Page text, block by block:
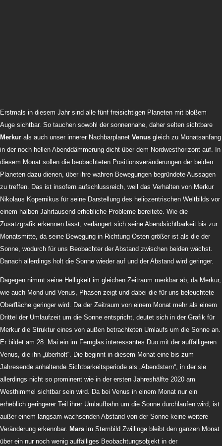
Erstmals in diesem Jahr sind alle fünf freisichtigen Planeten mit bloßem
Auge sichtbar. So tauchen sowohl der sonnennahe, daher selten sichtbare
Merkur als auch unser innerer Nachbarplanet Venus gleich zu Monatsanfang
in der noch hellen Abenddämmerung dicht über dem Nordwesthorizont auf. In
diesem Monat sollen die beobachteten Positionsveränderungen der beiden
Planeten dazu dienen, über ihre wahren Bewegungen begründete Aussagen
zu treffen. Das ist insofern aufschlussreich, weil das Verhalten von Merkur
Nikolaus Kopernikus für seine Darstellung des heliozentrischen Weltbilds vor
einem halben Jahrtausend erhebliche Probleme bereitete. Wie die
Zusatzgrafik erkennen lässt, verlängert sich seine Abendsichtbarkeit bis zur
Monatsmitte, da seine Bewegung in Richtung Osten größer ist als die der
Sonne, wodurch für uns Beobachter der Abstand zwischen beiden wächst.
Danach allerdings holt die Sonne wieder auf und der Abstand wird geringer.
Dagegen nimmt seine Helligkeit im gleichen Zeitraum merkbar ab, da Merkur,
wie auch Mond und Venus, Phasen zeigt und dabei die für uns beleuchtete
Oberfläche geringer wird. Da der Zeitraum von einem Monat mehr als einem
Drittel der Umlaufzeit um die Sonne entspricht, deutet sich in der Grafik für
Merkur die Struktur eines von außen betrachteten Umlaufs um die Sonne an.
Er bildet am 28. Mai ein im Fernglas interessantes Duo mit der auffälligeren
Venus, die ihn „überholt“. Die beginnt in diesem Monat eine bis zum
Jahresende anhaltende Sichtbarkeitsperiode als „Abendstern“, in der sie
allerdings nicht so prominent wie in der ersten Jahreshälfte 2020 am
Westhimmel sichtbar sein wird. Da bei Venus in einem Monat nur ein
erheblich geringerer Teil ihrer Umlaufbahn um die Sonne durchlaufen wird, ist
außer einem langsam wachsenden Abstand von der Sonne keine weitere
Veränderung erkennbar. Mars im Sternbild Zwillinge bleibt den ganzen Monat
über ein nur noch wenig auffälliges Beobachtungsobjekt in der